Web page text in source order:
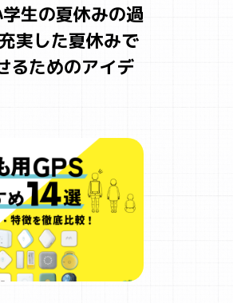
生の夏休みの過
実した夏休みで
るためのアイデ